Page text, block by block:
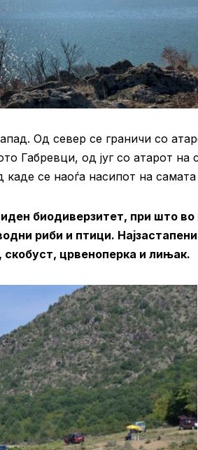
Од север се граничи со
Габревци, од југ со атарот
се наоѓа насипот на самата
биодиверзитет, при што
риби и птици.
црвеноперка и лињак.